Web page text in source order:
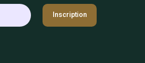
Inscription